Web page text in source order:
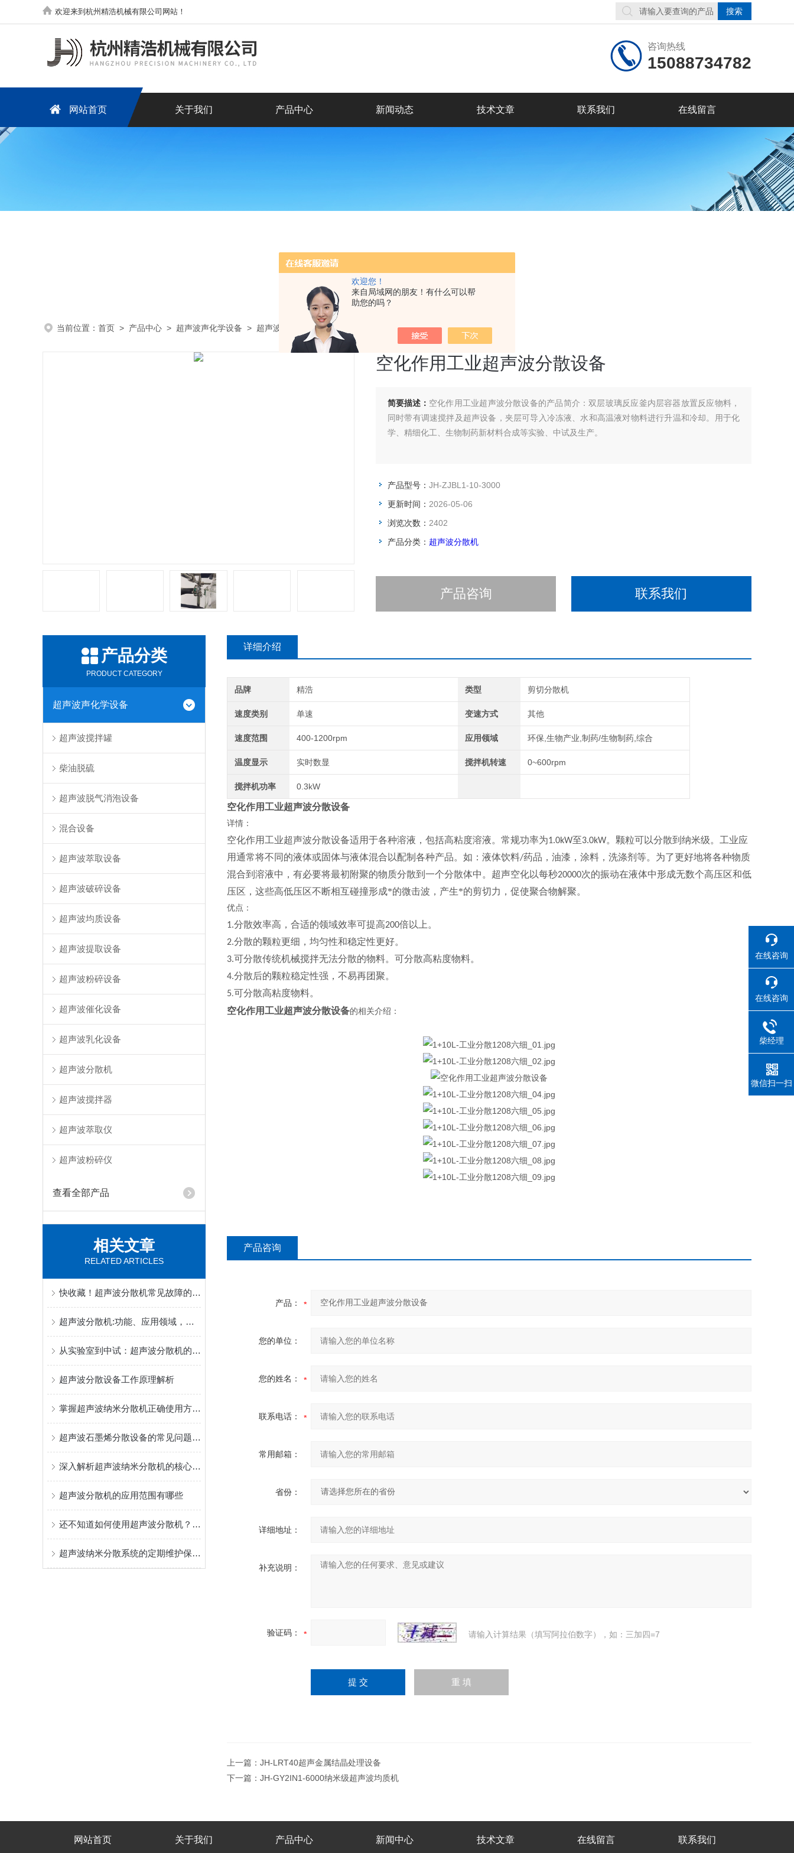
欢迎您！
来自局域网的朋友！有什么可以帮
助您的吗？
欢迎来到杭州精浩机械有限公司网站！
咨询热线
15088734782
网站首页 关于我们 产品中心 新闻动态 技术文章 联系我们 在线留言
当前位置： 首页 > 产品中心 > 超声波声化学设备 > 超声波分散机 >JH-ZJBL1-10-3000空化作用工业超声波分散设备
空化作用工业超声波分散设备
简要描述： 空化作用工业超声波分散设备的产品简介：双层玻璃反应釜内层容器放置反应物料，
同时带有调速搅拌及超声设备，夹层可导入冷冻液、水和高温液对物料进行升温和冷却。用于化
学、精细化工、生物制药新材料合成等实验、中试及生产。
产品型号： JH-ZJBL1-10-3000
更新时间： 2026-05-06
浏览次数： 2402
产品分类： 超声波分散机
产品咨询 联系我们
产品分类
PRODUCT CATEGORY
超声波声化学设备
超声波搅拌罐
柴油脱硫
超声波脱气消泡设备
混合设备
超声波萃取设备
超声波破碎设备
超声波均质设备
超声波提取设备
超声波粉碎设备
超声波催化设备
超声波乳化设备
超声波分散机
超声波搅拌器
超声波萃取仪
超声波粉碎仪
查看全部产品
相关文章
RELATED ARTICLES
快收藏！超声波分散机常见故障的对应解决妙招
超声波分散机:功能、应用领域，处理量及如何选型(哪些功率)
从实验室到中试：超声波分散机的应用与优势
超声波分散设备工作原理解析
掌握超声波纳米分散机正确使用方法是实现纳米级均匀的关键
超声波石墨烯分散设备的常见问题相应解决方法分享
深入解析超声波纳米分散机的核心构成
超声波分散机的应用范围有哪些
还不知道如何使用超声波分散机？进来看
超声波纳米分散系统的定期维护保养方法分享
详细介绍
品牌 精浩 类型 剪切分散机
速度类别 单速 变速方式 其他
速度范围 400-1200rpm 应用领域 环保,生物产业,制药/生物制药,综合
温度显示 实时数显 搅拌机转速 0~600rpm
搅拌机功率 0.3kW
空化作用工业超声波分散设备
详情：
空化作用工业超声波分散设备适用于各种溶液，包括高粘度溶液。常规功率为1.0kW至3.0kW。颗粒可以分散到纳米级。工业应
用通常将不同的液体或固体与液体混合以配制各种产品。如：液体饮料/药品，油漆，涂料，洗涤剂等。为了更好地将各种物质
混合到溶液中，有必要将最初附聚的物质分散到一个分散体中。超声空化以每秒20000次的振动在液体中形成无数个高压区和低
压区，这些高低压区不断相互碰撞形成*的微击波，产生*的剪切力，促使聚合物解聚。
优点：
1.分散效率高，合适的领域效率可提高200倍以上。
2.分散的颗粒更细，均匀性和稳定性更好。
3.可分散传统机械搅拌无法分散的物料。可分散高粘度物料。
4.分散后的颗粒稳定性强，不易再团聚。
5.可分散高粘度物料。
空化作用工业超声波分散设备的相关介绍：
产品咨询
产品：
您的单位：
您的姓名：
联系电话：
常用邮箱：
省份：
详细地址：
补充说明：
验证码： 请输入计算结果（填写阿拉伯数字），如：三加四=7
上一篇： JH-LRT40超声金属结晶处理设备
下一篇： JH-GY2IN1-6000纳米级超声波均质机
网站首页 关于我们 产品中心 新闻中心 技术文章 在线留言 联系我们
在线咨询
在线咨询
柴经理
微信扫一扫